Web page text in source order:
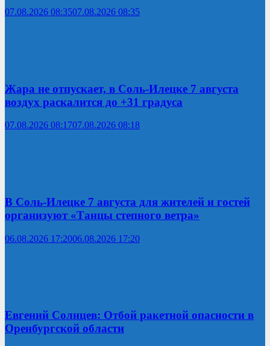
07.08.2026 08:3507.08.2026 08:35
Жара не отпускает, в Соль-Илецке 7 августа
воздух раскалится до +31 градуса
07.08.2026 08:1707.08.2026 08:18
В Соль-Илецке 7 августа для жителей и гостей
организуют «Танцы степного ветра»
06.08.2026 17:2006.08.2026 17:20
Евгений Солнцев: Отбой ракетной опасности в
Оренбургской области